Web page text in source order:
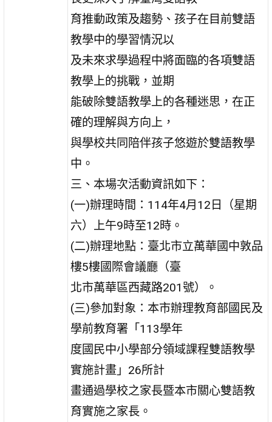
育推動政策及趨勢、孩子在目前雙語
教學中的學習情況以
及未來求學過程中將面臨的各項雙語
教學上的挑戰，並期
能破除雙語教學上的各種迷思，在正
確的理解與方向上，
與學校共同陪伴孩子悠遊於雙語教學
中。
三、本場次活動資訊如下：
(一)辦理時間：114年4月12日（星期
六）上午9時至12時。
(二)辦理地點：臺北市立萬華國中敦品
樓5樓國際會議廳（臺
北市萬華區西藏路201號）。
(三)參加對象：本市辦理教育部國民及
學前教育署「113學年
度國民中小學部分領域課程雙語教學
實施計畫」26所計
畫通過學校之家長暨本市關心雙語教
育實施之家長。